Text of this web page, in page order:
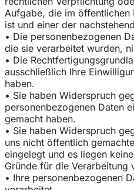
Aufgabe, die im
ist und einer der
• Die personenbezogenen
die sie verarbeitet wurden,
• Die
ausschließlich Ihre
haben.
• Sie haben Widerspruch
personenbezogenen Daten
gemacht haben.
• Sie haben Widerspruch
uns nicht öffentlich
eingelegt und es liegen
Gründe für die Verarbeitung
• Ihre personenbezogenen